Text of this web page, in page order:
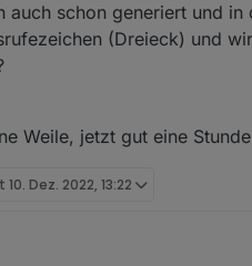
auch schon generiert und
(Dreieck) und
Weile, jetzt gut eine
10. Dez. 2022, 13:22